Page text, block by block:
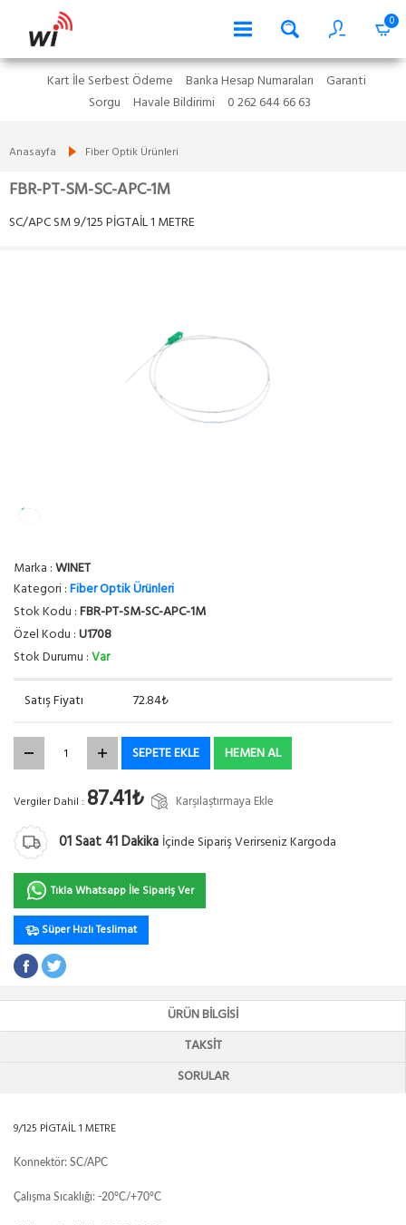
0
Kart İle Serbest Ödeme Banka Hesap Numaraları
Garanti
Sorgu
Havale Bildirimi 0 262 644 66 63
Anasayfa Fiber Optik Ürünleri
FBR-PT-SM-SC-APC-1M
SC/APC SM 9/125 PİGTAİL 1 METRE
Marka :WINET
Kategori :Fiber Optik Ürünleri
Stok Kodu :FBR-PT-SM-SC-APC-1M
Özel Kodu :U1708
Stok Durumu :Var
Satış Fiyatı 72.84₺
SEPETE EKLE HEMEN AL
Vergiler Dahil : 87.41₺ Karşılaştırmaya Ekle
01Saat 41Dakika İçinde Sipariş Verirseniz Kargoda
Tıkla Whatsapp İle Sipariş Ver
Süper Hızlı Teslimat
ÜRÜN BILGISI
TAKSIT
SORULAR
9/125 PİGTAİL 1 METRE
Konnektör: SC/APC
Çalışma Sıcaklığı: -20°C/+70°C